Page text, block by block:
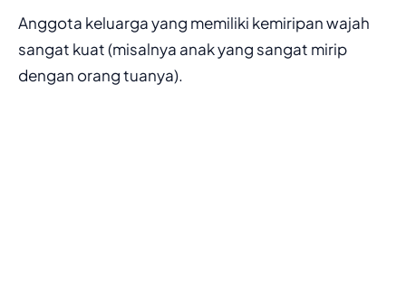
​Anggota keluarga yang memiliki kemiripan wajah
sangat kuat (misalnya anak yang sangat mirip
dengan orang tuanya).